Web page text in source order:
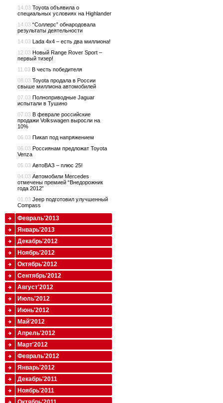
14.03 Toyota объявила о
специальных условиях на Highlander
14.03 “Соллерс” обнародовала
результаты деятельности
14.03 Lada 4x4 – есть два миллиона!
12.03 Новый Range Rover Sport –
первый тизер!
11.03 В честь победителя
08.03 Toyota продала в России
свыше миллиона автомобилей
07.03 Полноприводные Jaguar
испытали в Тушино
07.03 В феврале российские
продажи Volkswagen выросли на
10%
06.03 Пикап под напряжением
06.03 Россиянам предложат Toyota
Venza
05.03 АвтоВАЗ – плюс 25!
04.03 Автомобили Mercedes
отмечены премией “Внедорожник
года 2012”
01.03 Jeep подготовил улучшенный
Compass
Февраль'2013
Январь'2013
Декабрь'2012
Ноябрь'2012
Октябрь'2012
Сентябрь'2012
Август'2012
Июль'2012
Июнь'2012
Май'2012
Апрель'2012
Март'2012
Февраль'2012
Январь'2012
Декабрь'2011
Ноябрь'2011